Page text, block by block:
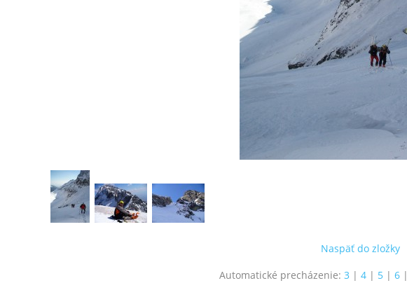
Naspäť do zložky
Automatické precházenie: 3 | 4| 5| 6|